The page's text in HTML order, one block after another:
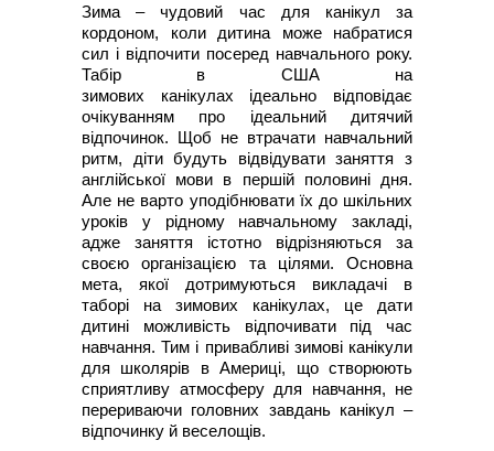
Зима – чудовий час для канікул за
кордоном, коли дитина може набратися
сил і відпочити посеред навчального року.
Табір в США на
зимових канікулах ідеально відповідає
очікуванням про ідеальний дитячий
відпочинок. Щоб не втрачати навчальний
ритм, діти будуть відвідувати заняття з
англійської мови в першій половині дня.
Але не варто уподібнювати їх до шкільних
уроків у рідному навчальному закладі,
адже заняття істотно відрізняються за
своєю організацією та цілями. Основна
мета, якої дотримуються викладачі в
таборі на зимових канікулах, це дати
дитині можливість відпочивати під час
навчання. Тим і привабливі зимові канікули
для школярів в Америці, що створюють
сприятливу атмосферу для навчання, не
перериваючи головних завдань канікул –
відпочинку й веселощів.